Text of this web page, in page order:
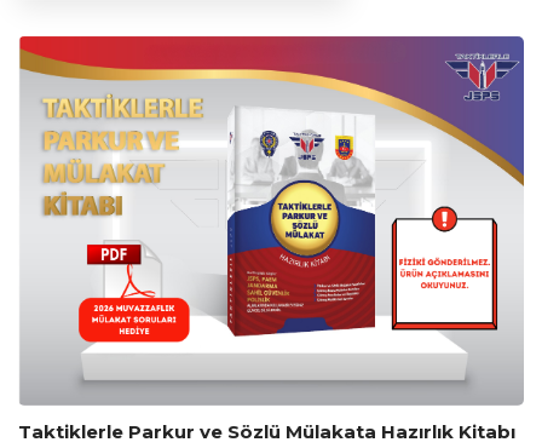
Taktiklerle Parkur ve Sözlü Mülakata Hazırlık Kitabı